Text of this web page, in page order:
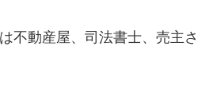
不動産屋、司法書士、売主さ